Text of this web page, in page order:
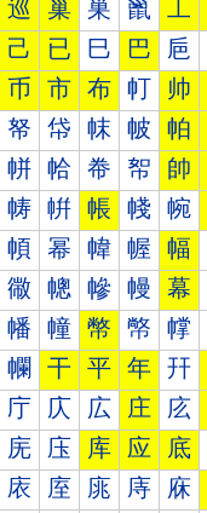
巡 巢 巣 巤 工
己 已 巳 巴 巵
币 市 布 帄 帅
帑 帒 帓 帔 帕
帡 帢 帣 帤 帥
帱 帲 帳 帴 帵
幁 幂 幃 幄 幅
幑 幒 幓 幔 幕
幡 幢 幣 幤 幥
幱 干 平 年 幵
庁 庂 広 庄 庅
庑 庒 库 应 底
庡 庢 庣 庤 庥